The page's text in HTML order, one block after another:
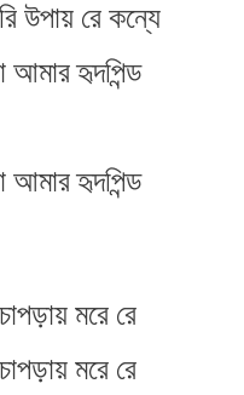
উপায় রে কন্যে
আমার হৃদপিন্ড
আমার হৃদপিন্ড
মরে রে
মরে রে